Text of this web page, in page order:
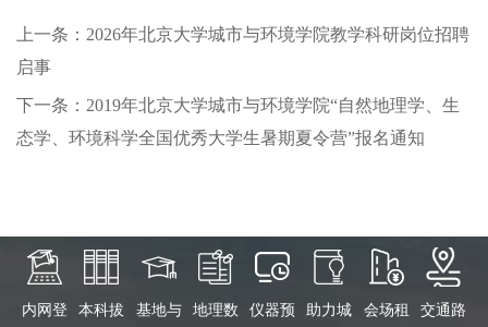
上一条：2026年北京大学城市与环境学院教学科研岗位招聘
启事
下一条：2019年北京大学城市与环境学院“自然地理学、生
态学、环境科学全国优秀大学生暑期夏令营”报名通知
内网登
本科拔
基地与
地理数
仪器预
助力城
会场租
交通路